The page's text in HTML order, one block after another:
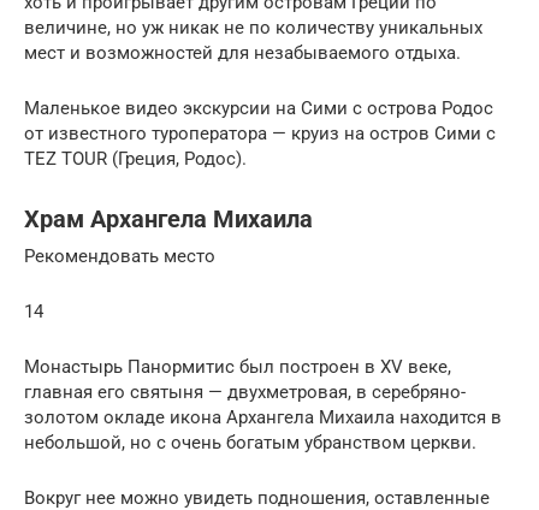
величине, но уж никак не по количеству уникальных
мест и возможностей для незабываемого отдыха.
Маленькое видео экскурсии на Сими с острова Родос
от известного туроператора — круиз на остров Сими с
TEZ TOUR (Греция, Родос).
Храм Архангела Михаила
Рекомендовать место
14
Монастырь Панормитис был построен в XV веке,
главная его святыня — двухметровая, в серебряно-
золотом окладе икона Архангела Михаила находится в
небольшой, но с очень богатым убранством церкви.
Вокруг нее можно увидеть подношения, оставленные